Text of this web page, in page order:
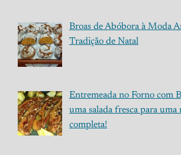
Broas de Abóbora à Moda
Tradição de Natal
Entremeada no Forno com
uma salada fresca para uma
completa!